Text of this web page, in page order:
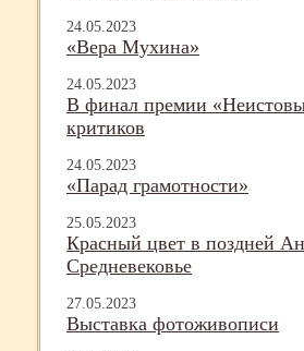
24.05.2023
«Вера Мухина»
24.05.2023
В финал премии
критиков
24.05.2023
«Парад грамотности»
25.05.2023
Красный цвет в поздней
Средневековье
27.05.2023
Выставка фотоживописи